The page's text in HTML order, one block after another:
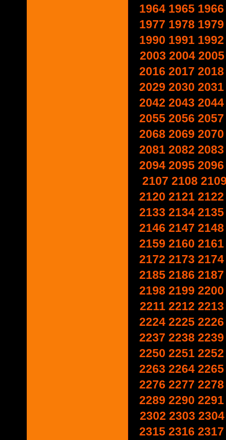
1964 1965 1966
1977 1978 1979
1990 1991 1992
2003 2004 2005
2016 2017 2018
2029 2030 2031
2042 2043 2044
2055 2056 2057
2068 2069 2070
2081 2082 2083
2094 2095 2096
2107 2108
2120 2121 2122
2133 2134 2135
2146 2147 2148
2159 2160 2161
2172 2173 2174
2185 2186 2187
2198 2199 2200
2211 2212 2213
2224 2225 2226
2237 2238 2239
2250 2251 2252
2263 2264 2265
2276 2277 2278
2289 2290 2291
2302 2303 2304
2315 2316 2317